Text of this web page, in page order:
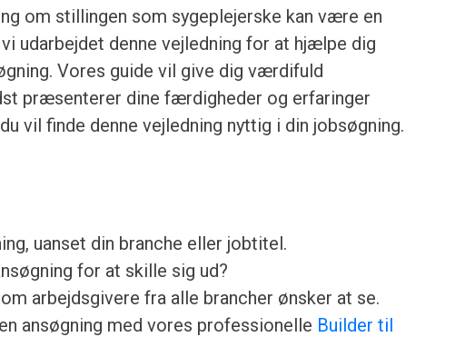
om stillingen som sygeplejerske kan være en
udarbejdet denne vejledning for at hjælpe dig
Vores guide vil give dig værdifuld
præsenterer dine færdigheder og erfaringer
vil finde denne vejledning nyttig i din jobsøgning.
uanset din branche eller jobtitel.
for at skille sig ud?
arbejdsgivere fra alle brancher ønsker at se.
ansøgning med vores professionelle Builder til